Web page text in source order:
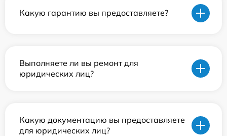
Какую гарантию вы предоставляете?
Выполняете ли вы ремонт для
юридических лиц?
Какую документацию вы предоставляете
для юридических лиц?